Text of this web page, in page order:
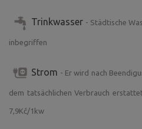
Trinkwasser - Städtische
inbegriffen
Strom - Er wird nach
dem tatsächlichen Verbrauch
7,9Kč/1kw